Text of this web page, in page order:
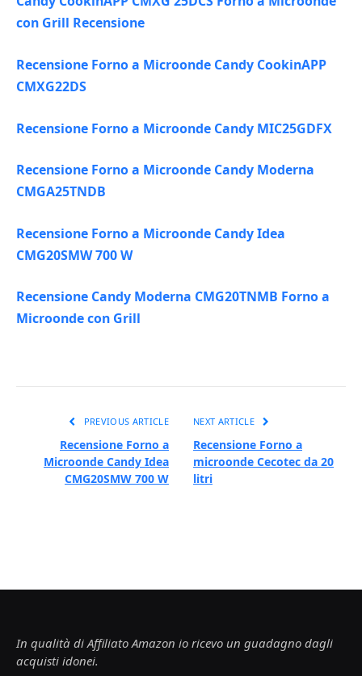
con Grill Recensione
Recensione Forno a Microonde Candy CookinAPP
CMXG22DS
Recensione Forno a Microonde Candy MIC25GDFX
Recensione Forno a Microonde Candy Moderna
CMGA25TNDB
Recensione Forno a Microonde Candy Idea
CMG20SMW 700 W
Recensione Candy Moderna CMG20TNMB Forno a
Microonde con Grill
PREVIOUS ARTICLE
Recensione Forno a
Microonde Candy Idea
CMG20SMW 700 W
NEXT ARTICLE
Recensione Forno a
microonde Cecotec da 20
litri
In qualità di Affiliato Amazon io ricevo un guadagno dagli
acquisti idonei.